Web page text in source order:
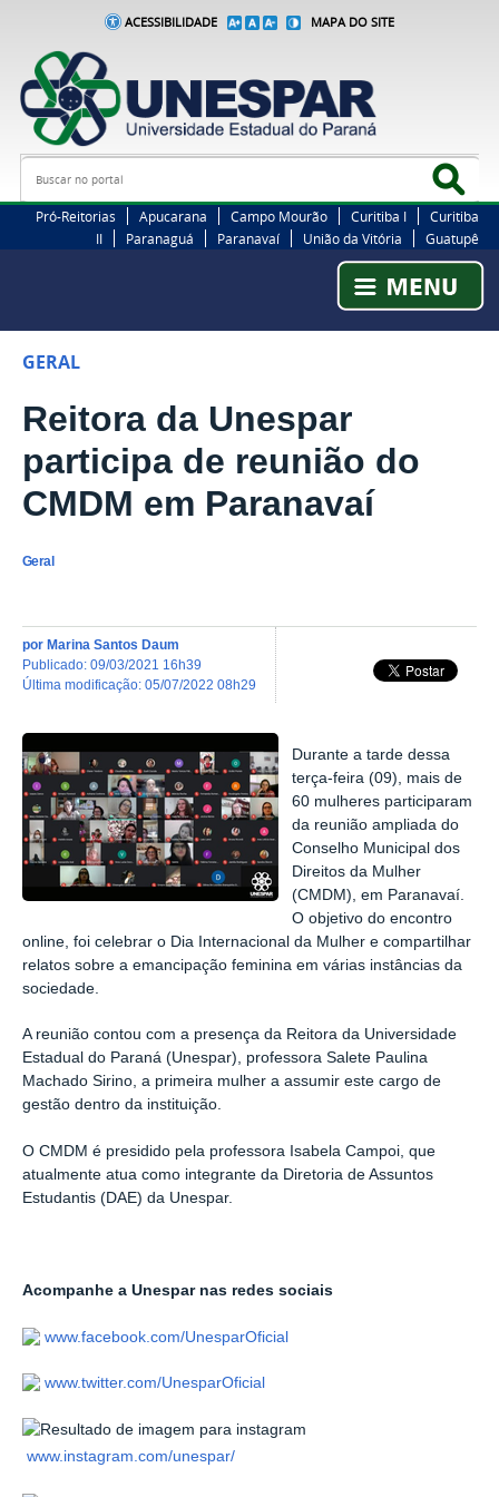
ACESSIBILIDADE MAPA DO SITE
Busca
Pró-Reitorias Apucarana Campo Mourão Curitiba I
Curitiba
II
Paranaguá Paranavaí União da Vitória Guatupê
GERAL
Reitora da Unespar
participa de reunião do
CMDM em Paranavaí
Geral
por Marina Santos Daum
publicado: 09/03/2021 16h39
última modificação: 05/07/2022 08h29
Durante a tarde dessa
terça-feira (09), mais de
60 mulheres participaram
da reunião ampliada do
Conselho Municipal dos
Direitos da Mulher
(CMDM), em Paranavaí.
O objetivo do encontro
online, foi celebrar o Dia Internacional da Mulher e compartilhar
relatos sobre a emancipação feminina em várias instâncias da
sociedade.
A reunião contou com a presença da Reitora da Universidade
Estadual do Paraná (Unespar), professora Salete Paulina
Machado Sirino, a primeira mulher a assumir este cargo de
gestão dentro da instituição.
O CMDM é presidido pela professora Isabela Campoi, que
atualmente atua como integrante da Diretoria de Assuntos
Estudantis (DAE) da Unespar.
Acompanhe a Unespar nas redes sociais
www.facebook.com/UnesparOficial
www.twitter.com/UnesparOficial
www.instagram.com/unespar/